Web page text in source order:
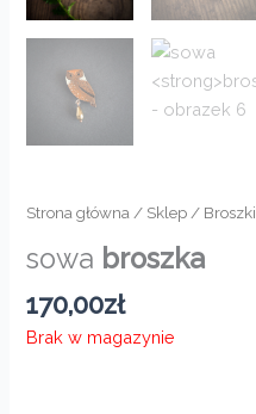
Strona główna / Sklep / Broszki
sowa broszka
170,00zł
Brak w magazynie